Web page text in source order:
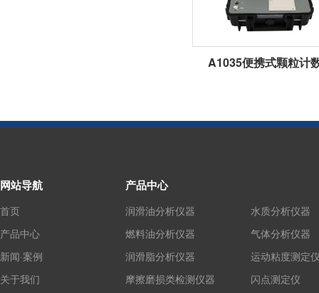
A1035便携式颗粒计
网站导航
首页
产品中心
新闻·案例
关于我们
产品中心
润滑油分析仪器
燃料油分析仪器
润滑脂分析仪器
摩擦磨损类检测仪器
水质分析仪器
气体分析仪器
运动粘度测定
闪点测定仪